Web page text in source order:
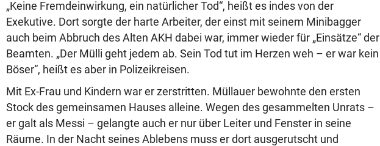
„Keine Fremdeinwirkung, ein natürlicher Tod“, heißt es indes von der
Exekutive. Dort sorgte der harte Arbeiter, der einst mit seinem Minibagger
auch beim Abbruch des Alten AKH dabei war, immer wieder für „Einsätze“ der
Beamten. „Der Mülli geht jedem ab. Sein Tod tut im Herzen weh – er war kein
Böser“, heißt es aber in Polizeikreisen.
Mit Ex-Frau und Kindern war er zerstritten. Müllauer bewohnte den ersten
Stock des gemeinsamen Hauses alleine. Wegen des gesammelten Unrats –
er galt als Messi – gelangte auch er nur über Leiter und Fenster in seine
Räume. In der Nacht seines Ablebens muss er dort ausgerutscht und